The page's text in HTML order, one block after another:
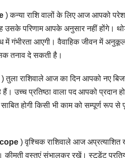
) कन्या राशि वालों के लिए आज आपको
परिणाम आपके अनुसार नहीं होंगे।
गंभीरता आएगी। वैवाहिक जीवन में
तनाव दे सकती है।
) तुला राशिवाले आज का दिन आपको नए
हैं। उच्च प्रतिष्ठा वाला पद आपको
होगी किसी भी काम को सम्पूर्ण रूप
) वृश्चिक राशिवाले आज अप्रत्याशित
कीमती वस्तुएं संभालकर रखें। स्टूडेंट